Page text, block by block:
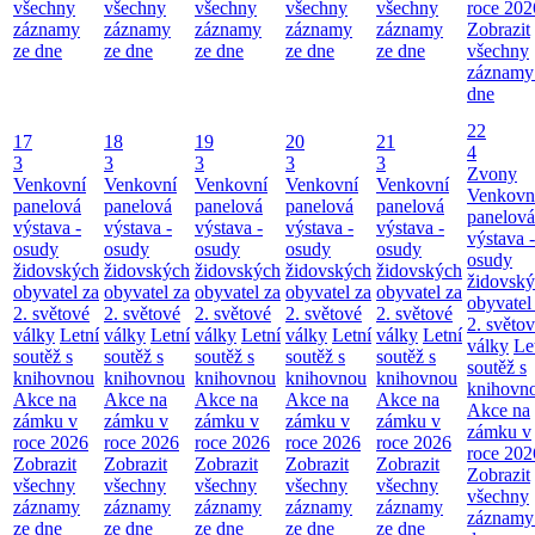
všechny
záznamy
ze dne
všechny
záznamy
ze dne
všechny
záznamy
ze dne
všechny
záznamy
ze dne
všechny
záznamy
ze dne
roce
Zobrazit
všechny
dne
17
3
Venkovní
panelová
výstava -
osudy
židovských
obyvatel za
2. světové
války Letní
soutěž s
knihovnou
Akce na
zámku v
roce 2026
Zobrazit
všechny
záznamy
ze dne
18
3
Venkovní
panelová
výstava -
osudy
židovských
obyvatel za
2. světové
války Letní
soutěž s
knihovnou
Akce na
zámku v
roce 2026
Zobrazit
všechny
záznamy
ze dne
19
3
Venkovní
panelová
výstava -
osudy
židovských
obyvatel za
2. světové
války Letní
soutěž s
knihovnou
Akce na
zámku v
roce 2026
Zobrazit
všechny
záznamy
ze dne
20
3
Venkovní
panelová
výstava -
osudy
židovských
obyvatel za
2. světové
války Letní
soutěž s
knihovnou
Akce na
zámku v
roce 2026
Zobrazit
všechny
záznamy
ze dne
21
3
Venkovní
panelová
výstava -
osudy
židovských
obyvatel za
2. světové
války Letní
soutěž s
knihovnou
Akce na
zámku v
roce 2026
Zobrazit
všechny
záznamy
ze dne
22
4
Zvony
panelová
výstava -
osudy
obyvatel
2.
války
soutěž s
Akce na
zámku v
roce
Zobrazit
všechny